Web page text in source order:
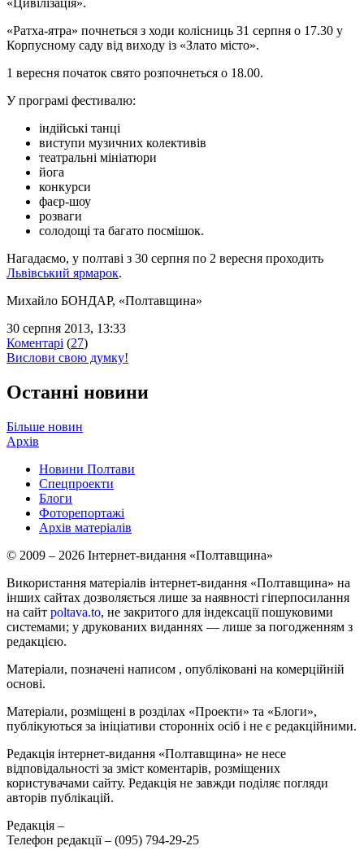
«Ратха-ятра» почнеться з ходи колісниць 31 серпня о 17.30 у
Корпусному саду від виходу із «Злато місто».
1 вересня початок свято розпочнеться о 18.00.
У програмі фестивалю:
індійські танці
виступи музичних колективів
театральні мініатюри
йога
конкурси
фаєр-шоу
розваги
солодощі та багато посмішок.
Нагадаємо, у полтаві з 30 серпня по 2 вересня проходить
Львівський ярмарок.
Михайло БОНДАР, «Полтавщина»
30 серпня 2013, 13:33
Коментарі (27)
Вислови свою думку!
Останні новини
Більше новин
Архів
Новини Полтави
Спецпроекти
Блоги
Фоторепортажі
Архів матеріалів
© 2009 – 2026 Інтернет-видання «Полтавщина»
Використання матеріалів інтернет-видання «Полтавщина» на
інших сайтах дозволяється лише за наявності гіперпосилання
на сайт poltava.to, не закритого для індексації пошуковими
системами; у друкованих виданнях — лише за погодженням з
редакцією.
Матеріали, позначені написом , опубліковані на комерційній
основі.
Матеріали, розміщені в розділах «Проекти» та «Блоги»,
публікуються за ініціативи сторонніх осіб і не є редакційними.
Редакція інтернет-видання «Полтавщина» не несе
відповідальності за зміст коментарів, розміщених
користувачами сайту. Редакція не завжди поділяє погляди
авторів публікацій.
Редакція –
Телефон редакції – (095) 794-29-25